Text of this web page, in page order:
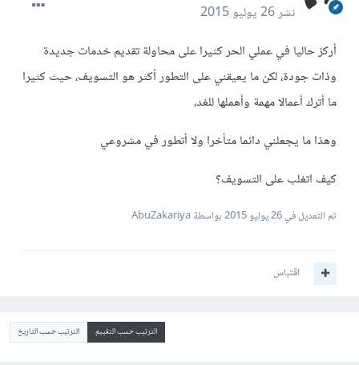
نشر26 يوليو 2015
أركز حاليا في عملي الحر كثيرا على محاولة تقديم خدمات جديدة
وذات جودة، لكن ما يعيقني على التطور أكثر هو التسويف، حيث كثيرا
ما أترك أعمالا مهمة وأهملها للغد،
وهذا ما يجعلني دائما متأخرا ولا أتطور في مشروعي
كيف اتغلب على التسويف؟
تم التعديل في26 يوليو 2015 بواسطة AbuZakariya
اقتباس
الترتيب حسب التقييم الترتيب حسب التاريخ